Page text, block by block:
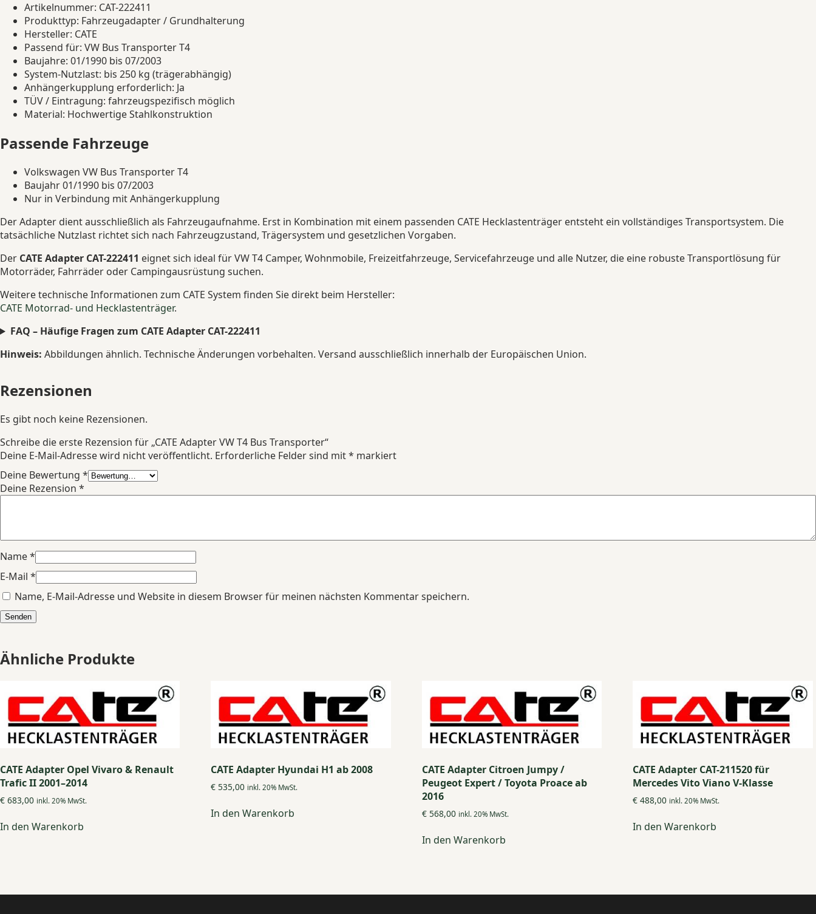
Artikelnummer: CAT-222411
Produkttyp: Fahrzeugadapter / Grundhalterung
Hersteller: CATE
Passend für: VW Bus Transporter T4
Baujahre: 01/1990 bis 07/2003
System-Nutzlast: bis 250 kg (trägerabhängig)
Anhängerkupplung erforderlich: Ja
TÜV / Eintragung: fahrzeugspezifisch möglich
Material: Hochwertige Stahlkonstruktion
Passende Fahrzeuge
Volkswagen VW Bus Transporter T4
Baujahr 01/1990 bis 07/2003
Nur in Verbindung mit Anhängerkupplung
Der Adapter dient ausschließlich als Fahrzeugaufnahme. Erst in Kombination mit einem passenden CATE Hecklastenträger entsteht ein vollständiges Transportsystem. Die
tatsächliche Nutzlast richtet sich nach Fahrzeugzustand, Trägersystem und gesetzlichen Vorgaben.
Der CATE Adapter CAT-222411 eignet sich ideal für VW T4 Camper, Wohnmobile, Freizeitfahrzeuge, Servicefahrzeuge und alle Nutzer, die eine robuste Transportlösung für
Motorräder, Fahrräder oder Campingausrüstung suchen.
Weitere technische Informationen zum CATE System finden Sie direkt beim Hersteller:
CATE Motorrad- und Hecklastenträger.
FAQ – Häufige Fragen zum CATE Adapter CAT-222411
Hinweis: Abbildungen ähnlich. Technische Änderungen vorbehalten. Versand ausschließlich innerhalb der Europäischen Union.
Rezensionen
Es gibt noch keine Rezensionen.
Schreibe die erste Rezension für „CATE Adapter VW T4 Bus Transporter“
Deine E-Mail-Adresse wird nicht veröffentlicht. Erforderliche Felder sind mit* markiert
Deine Bewertung *
Deine Rezension *
Name*
E-Mail *
Name, E-Mail-Adresse und Website in diesem Browser für meinen nächsten Kommentar speichern.
Ähnliche Produkte
CATE Adapter Opel Vivaro & Renault
Trafic II 2001–2014
€ 683,00 inkl. 20% MwSt.
In den Warenkorb
CATE Adapter Hyundai H1 ab 2008
€ 535,00 inkl. 20% MwSt.
In den Warenkorb
CATE Adapter Citroen Jumpy /
Peugeot Expert / Toyota Proace ab
2016
€568,00 inkl. 20% MwSt.
In den Warenkorb
CATE Adapter CAT-211520 für
Mercedes Vito Viano V-Klasse
€ 488,00 inkl. 20% MwSt.
In den Warenkorb